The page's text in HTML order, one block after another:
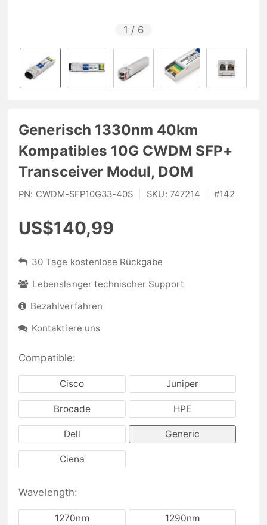
1 / 6
Generisch 1330nm 40km
Kompatibles 10G CWDM SFP+
Transceiver Modul, DOM
PN: CWDM-SFP10G33-40S SKU: 747214 #142
US$140,99
30 Tage kostenlose Rückgabe
Lebenslanger technischer Support
Bezahlverfahren
Kontaktiere uns
Compatible:
Cisco Juniper
Brocade HPE
Dell Generic
Ciena
Wavelength:
1270nm 1290nm